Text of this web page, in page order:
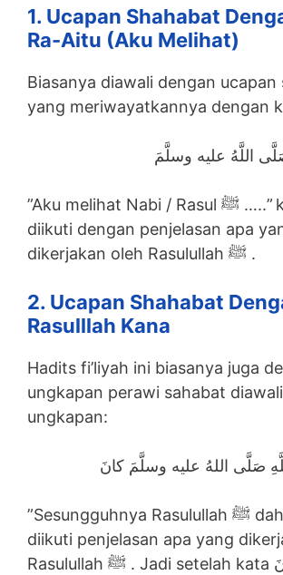
1. Ucapan Shahabat
Ra-Aitu (aku Melihat)
Biasanya diawali dengan ucapan
yang meriwayatkannya dengan
”Aku melihat Nabi / Rasul ﷺ …..” kemudian
diikuti dengan penjelasan apa
dikerjakan oleh Rasulullah ﷺ .
2. Ucapan Shahabat
Rasulllah Kana
Hadits fi’liyah ini biasanya juga
ungkapan perawi sahabat
ungkapan:
”Sesungguhnya Rasulullah ﷺ dahulu ….. lalu
diikuti penjelasan apa yang
Rasulullah ﷺ . Jadi setelah kata كانَ biasanya